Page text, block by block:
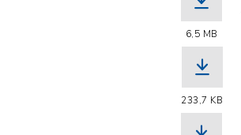
6,5 MB
233,7 KB